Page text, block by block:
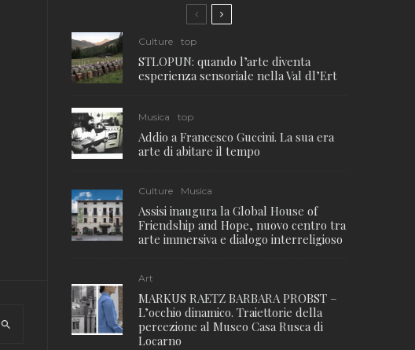
Culture top
STLOPUN: quando l’arte diventa
esperienza sensoriale nella Val dl’Ert
Musica top
Addio a Francesco Guccini. La sua era
arte di abitare il tempo
Culture Musica
Assisi inaugura la Global House of
Friendship and Hope, nuovo centro tra
arte immersiva e dialogo interreligioso
Art
MARKUS RAETZ BARBARA PROBST –
L’occhio dinamico. Traiettorie della
percezione al Museo Casa Rusca di
Locarno